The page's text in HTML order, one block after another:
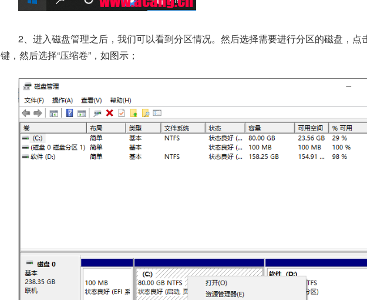
2、进入磁盘管理之后，我们可以看到分区情况。然后选择需要进行分区的磁盘，点
键，然后选择“压缩卷”，如图示；